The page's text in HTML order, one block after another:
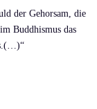
der Gehorsam, die
Buddhismus das